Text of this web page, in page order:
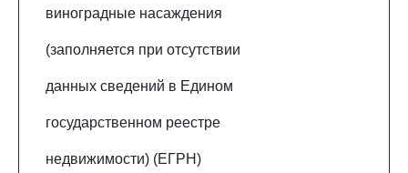
виноградные насаждения
(заполняется при отсутствии
данных сведений в Едином
государственном реестре
недвижимости) (ЕГРН)